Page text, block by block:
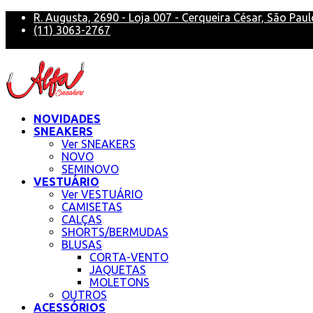
R. Augusta, 2690 - Loja 007 - Cerqueira César, São
(11) 3063-2767
NOVIDADES
SNEAKERS
Ver SNEAKERS
NOVO
SEMINOVO
VESTUÁRIO
Ver VESTUÁRIO
CAMISETAS
CALÇAS
SHORTS/BERMUDAS
BLUSAS
CORTA-VENTO
JAQUETAS
MOLETONS
OUTROS
ACESSÓRIOS